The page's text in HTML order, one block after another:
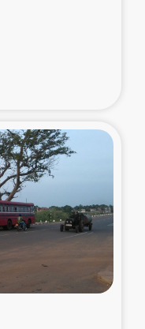
オ）事業